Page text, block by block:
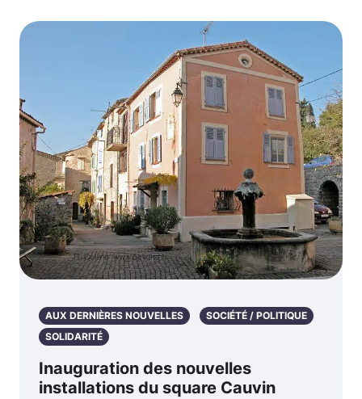
AUX DERNIÈRES NOUVELLES
SOCIÉTÉ / POLITIQUE
SOLIDARITÉ
Inauguration des nouvelles
installations du square Cauvin